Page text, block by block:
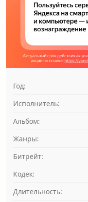
Год:
Исполнитель:
Альбом:
Жанры:
Битрейт:
Кодек:
Длительность: